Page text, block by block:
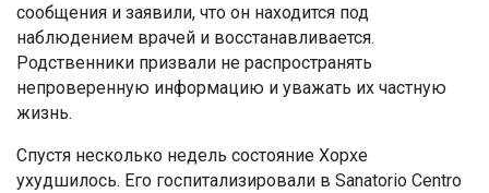
сообщения и заявили, что он находится под
наблюдением врачей и восстанавливается.
Родственники призвали не распространять
непроверенную информацию и уважать их частную
жизнь.
Спустя несколько недель состояние Хорхе
ухудшилось. Его госпитализировали в Sanatorio Centro